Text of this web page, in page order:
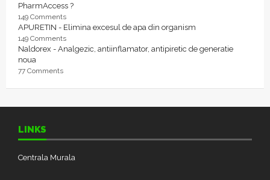
PharmAccess ?
149 Comments
APURETIN - Elimina excesul de apa din organism
149 Comments
Naldorex - Analgezic, antiinflamator, antipiretic de generatie
noua
77 Comments
LINKS
Centrala Murala